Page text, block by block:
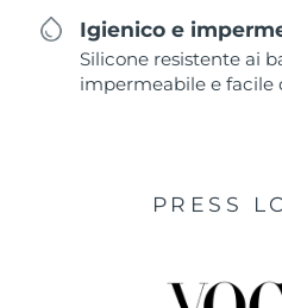
Igienico e
Silicone resistente ai
impermeabile e facile
PRESS